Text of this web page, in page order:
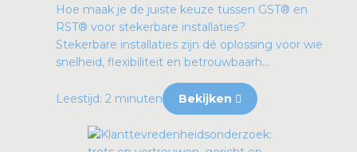
Hoe maak je de juiste keuze tussen GST® en
RST® voor stekerbare installaties?
Stekerbare installaties zijn dé oplossing voor wie
snelheid, flexibiliteit en betrouwbaarh...
Leestijd: 2 minuten Bekijken